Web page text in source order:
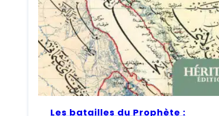
Les batailles du Prophète :